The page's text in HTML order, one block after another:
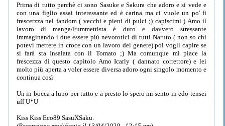
Prima di tutto perchè ci sono Sasuke e Sakura che adoro e si vede e
con una figlio assai interessante ed è carina ma ci vuole un po' fi
frescerzza nel fandom ( vecchi e pieni di pulci ;) capiscimi ) Amo il
lavoro di manga/Fummettista è duro e davvero stressante
immaginando i due essere più nevorotici di tutti Naruto ( non so chi
potevi mettere in croce con un lavoro del genere) poi vogli capire se
si farà sta Insalata con il Tomato ;) Ma comunque mi piace la
frescezza di questo capitolo Amo Icarly ( dannato correttore) e lei
molto più aperta a voler essere diversa adoro ogni singolo momento e
continua così
Un in bocca a lupo per tutto e a presto lo spero mi sento in edo-tensei
uff U*U
Kiss Kiss Eco89 SasuXSaku.